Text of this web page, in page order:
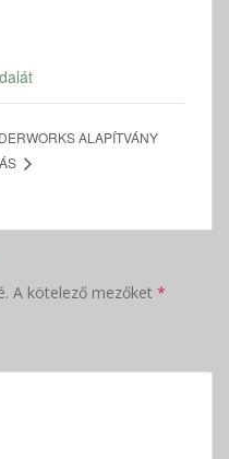
ALAPÍTVÁNY
A kötelező mezőket *